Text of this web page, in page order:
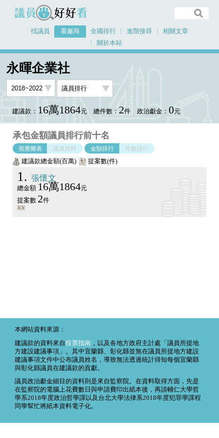
議員好好看
找議員 看廠商 全國排行 進階搜尋
相關文章
關於本站
首頁
永暉企業社
建議款： 16萬1864元 總件數： 2件 政治獻金： 0元
承包金額議員排行前十名
視覺圖表 議員資料 金額排行 件數排行
建議款總金額(百萬) 提案數(件)
1 張懷文
總金額 16萬1864元
提案數 2件
本網站資料來源：
建議款的資料來自投票指南 ，以及各地方政府主計處「議員所提地
方建設建議事項」。其中宜蘭縣、彰化縣並無在議員所提地方建設
建議事項文件中公布議員姓名，導致無法透過統計得知每個宜蘭縣
與彰化縣議員在建議款的貢獻。
議員政治獻金細目的資料則是來自監察院。在資料取得方面，先是
在監察院的電腦上花費數日與申請費印出紙本後，再請輔仁大學哲
學系2018年度政治哲學課以及台北大學法律系2018年度犯罪學課程
同學幫忙將紙本資料電子化。